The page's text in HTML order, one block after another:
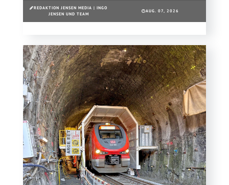
REDAKTION JENSEN MEDIA | INGO
JENSEN UND TEAM
AUG. 07, 2026